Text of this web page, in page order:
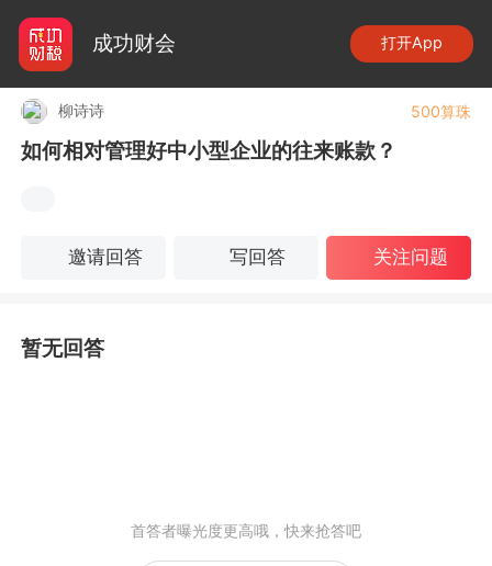
成功财会 打开App
柳诗诗 500算珠
如何相对管理好中小型企业的往来账款？
邀请回答 写回答 关注问题
暂无回答
首答者曝光度更高哦，快来抢答吧